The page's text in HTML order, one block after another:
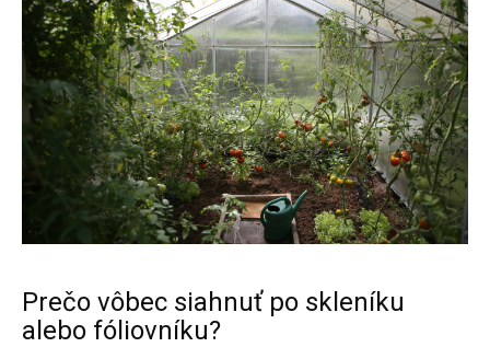
Prečo vôbec siahnuť po skleníku
alebo fóliovníku?